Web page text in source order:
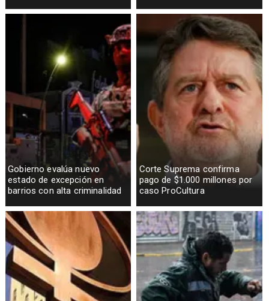
Gobierno evalúa nuevo
estado de excepción en
barrios con alta criminalidad
Corte Suprema confirma
pago de $1.000 millones por
caso ProCultura